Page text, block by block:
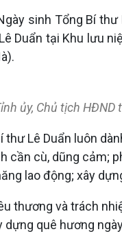
sinh Tổng Bí
Duẩn tại Khu lưu
ủy, Chủ tịch
thư Lê Duẩn luôn
cần cù, dũng cảm;
lao động; xây
thương và trách
dựng quê hương